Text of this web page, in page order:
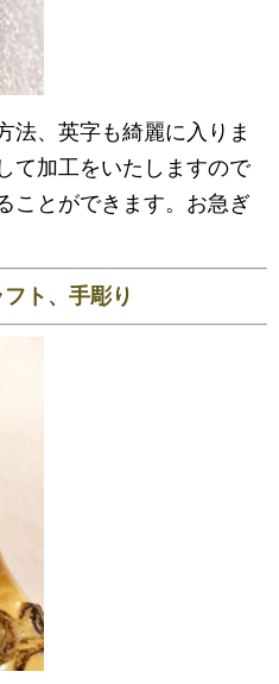
法、英字も綺麗に入りま
て加工をいたしますので
ことができます。お急ぎ
フト、手彫り